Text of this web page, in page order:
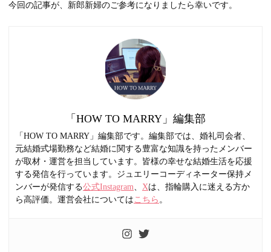
今回の記事が、新郎新婦のご参考になりましたら幸いです。
「HOW TO MARRY」編集部
「HOW TO MARRY」編集部です。編集部では、婚礼司会者、
元結婚式場勤務など結婚に関する豊富な知識を持ったメンバー
が取材・運営を担当しています。皆様の幸せな結婚生活を応援
する発信を行っています。ジュエリーコーディネーター保持メ
ンバーが発信する公式Instagram Xは、指輪購入に迷える方か
ら高評価。運営会社については こちら 。